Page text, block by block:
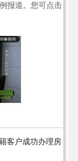
报道。您可点击
客户成功办理房